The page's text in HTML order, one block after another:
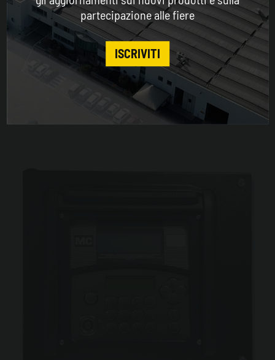
ES-Pump
CONTINUE
partecipazione alle fiere
ISCRIVITI